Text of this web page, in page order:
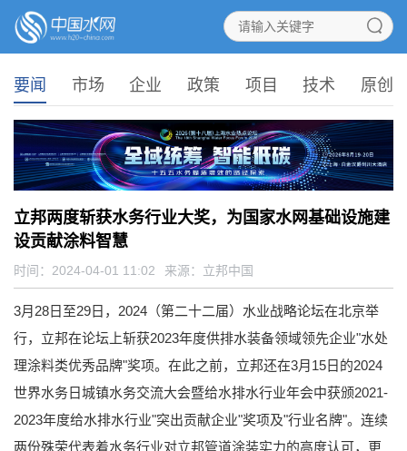
要闻 市场 企业 政策 项目 技术 原创
立邦两度斩获水务行业大奖，为国家水网基础设施建
设贡献涂料智慧
时间：2024-04-01 11:02 来源： 立邦中国
3月28日至29日，2024（第二十二届）水业战略论坛在北京举
行，立邦在论坛上斩获2023年度供排水装备领域领先企业"水处
理涂料类优秀品牌"奖项。在此之前，立邦还在3月15日的2024
世界水务日城镇水务交流大会暨给水排水行业年会中获颁2021-
2023年度给水排水行业"突出贡献企业"奖项及"行业名牌"。连续
两份殊荣代表着水务行业对立邦管道涂装实力的高度认可，更